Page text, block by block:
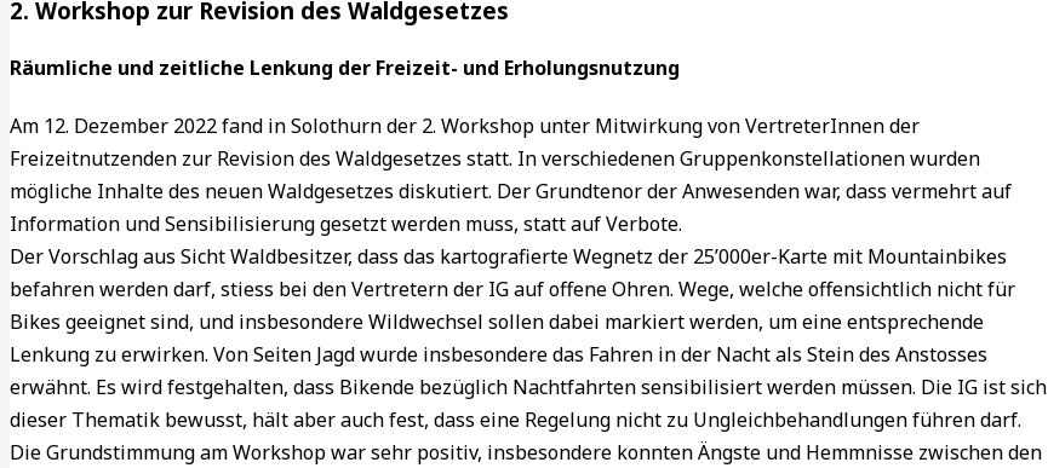
2. Workshop zur Revision des Waldgesetzes
Räumliche und zeitliche Lenkung der Freizeit- und Erholungsnutzung
Am 12. Dezember 2022 fand in Solothurn der 2. Workshop unter Mitwirkung von VertreterInnen der
Freizeitnutzenden zur Revision des Waldgesetzes statt. In verschiedenen Gruppenkonstellationen wurden
mögliche Inhalte des neuen Waldgesetzes diskutiert. Der Grundtenor der Anwesenden war, dass vermehrt auf
Information und Sensibilisierung gesetzt werden muss, statt auf Verbote.
Der Vorschlag aus Sicht Waldbesitzer, dass das kartografierte Wegnetz der 25’000er-Karte mit Mountainbikes
befahren werden darf, stiess bei den Vertretern der IG auf offene Ohren. Wege, welche offensichtlich nicht für
Bikes geeignet sind, und insbesondere Wildwechsel sollen dabei markiert werden, um eine entsprechende
Lenkung zu erwirken. Von Seiten Jagd wurde insbesondere das Fahren in der Nacht als Stein des Anstosses
erwähnt. Es wird festgehalten, dass Bikende bezüglich Nachtfahrten sensibilisiert werden müssen. Die IG ist sich
dieser Thematik bewusst, hält aber auch fest, dass eine Regelung nicht zu Ungleichbehandlungen führen darf.
Die Grundstimmung am Workshop war sehr positiv, insbesondere konnten Ängste und Hemmnisse zwischen den